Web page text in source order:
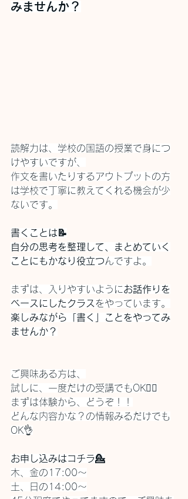
みませんか？
読解力は、学校の国語の授業で身につ
けやすいですが、
作文を書いたりするアウトプットの方
は学校で丁寧に教えてくれる機会が少
ないです。
書くことは📝
自分の思考を整理して、まとめていく
ことにもかなり役立つんですよ。
まずは、入りやすいようにお話作りを
ベースにしたクラスをやっています。
楽しみながら「書く」ことをやってみ
ませんか？
ご興味ある方は、
試しに、一度だけの受講でもOK🙆‍♀️
まずは体験から、どうぞ！！
どんな内容かな？の情報みるだけでも
OK👌
お申し込みはコチラ💁
木、金の17:00〜
土、日の14:00〜